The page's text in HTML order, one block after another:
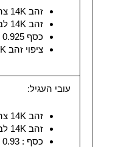
זהב 14K צהוב
זהב 14K לבן
כסף 0.925
ציפוי זהב 18K
עובי העגיל:
זהב 14K צהוב: 0.43 מ"מ
זהב 14K לבן: 0.43 מ"מ
כסף : 0.93 מ"מ